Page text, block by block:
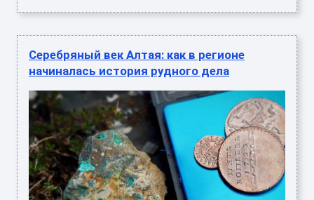
Серебряный век Алтая: как в регионе
начиналась история рудного дела